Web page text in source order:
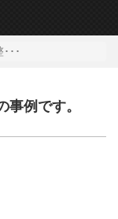
･･
例です。